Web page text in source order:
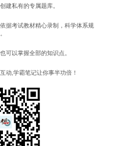
建私有的专属题库。
据考试教材精心录制，科学体系规
可以掌握全部的知识点。
动,学霸笔记让你事半功倍！